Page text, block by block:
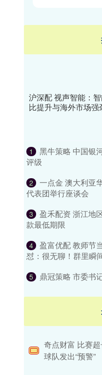
沪深配 视声智能：
比提升与海外市场强
1
黑牛策略 中国银
评级
2
一点金 澳大利亚
代表团举行座谈会
3
盈禾配资 浙江地
款最低期限
4
盈富优配 教师节
怼：很无聊！群里瞬
5 鼎冠策略 市委书
奇点财富 比赛
球队发出“预警”